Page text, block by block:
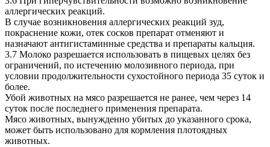
аллергических реакций.
В случае возникновения аллергических реакций зуд,
покраснение кожи, отек сосков препарат отменяют и
назначают антигистаминные средства и препараты кальция.
3.7 Молоко разрешается использовать в пищевых целях без
ограничений, по истечению молозивного периода, при
условии продолжительности сухостойного периода 35 суток и
более.
Убой животных на мясо разрешается не ранее, чем через 14
суток после последнего применения препарата.
Мясо животных, вынужденно убитых до указанного срока,
может быть использовано для кормления плотоядных
животных.